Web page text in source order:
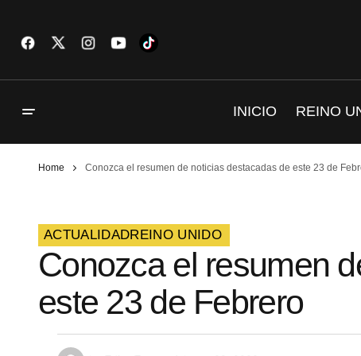
INICIO REINO
Home Conozca el resumen de noticias destacadas de este 23 de
ACTUALIDADREINO UNIDO
Conozca el resumen
este 23 de Febrero